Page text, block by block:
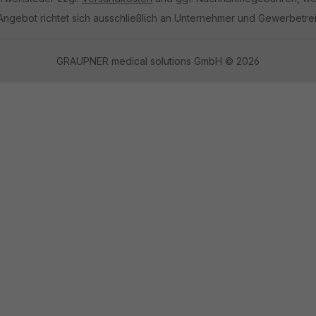
richtet sich ausschließlich an Unternehmer und
GRAUPNER medical solutions GmbH © 2026